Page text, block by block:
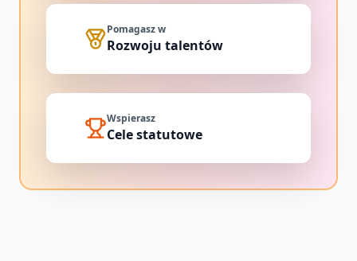
Pomagasz w
Rozwoju talentów
Wspierasz
Cele statutowe